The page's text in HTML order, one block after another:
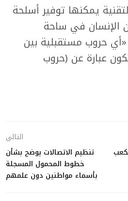
يمكنها توفير أسلحة
الإنسان في ساحة
«أي حروب مستقبلية بين
عبارة عن (حروب
مكعب
التالي
تنظيم الاتصالات يوضح بشأن
خطوط المحمول المسجلة
بأسماء مواطنين دون علمهم